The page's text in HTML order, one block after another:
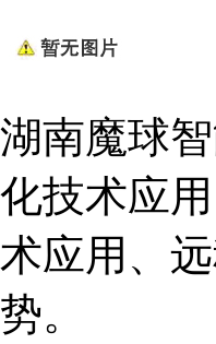
湖南魔球
化技术应
术应用、
势。